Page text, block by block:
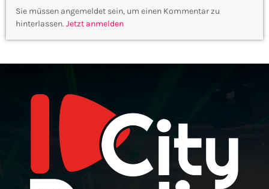
Sie müssen angemeldet sein, um einen Kommentar zu
hinterlassen. Jetzt anmelden